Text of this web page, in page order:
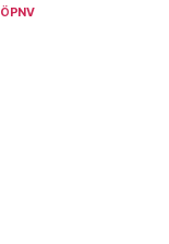
ÖPNV